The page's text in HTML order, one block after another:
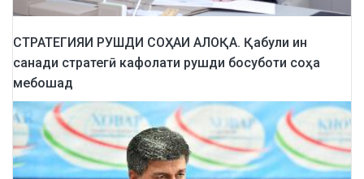
СТРАТЕГИЯИ РУШДИ СОҲАИ АЛОҚА. Қабули ин
санади стратегӣ кафолати рушди босуботи соҳа
мебошад